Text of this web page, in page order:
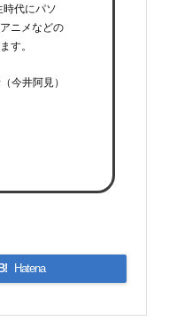
代にパソ
ニメなどの
す。
今井阿見）
B! Hatena